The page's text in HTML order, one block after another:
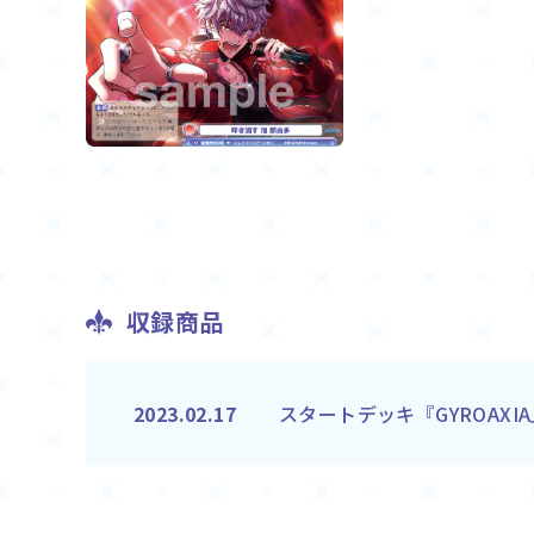
収録商品
2023.02.17 スタートデッキ『